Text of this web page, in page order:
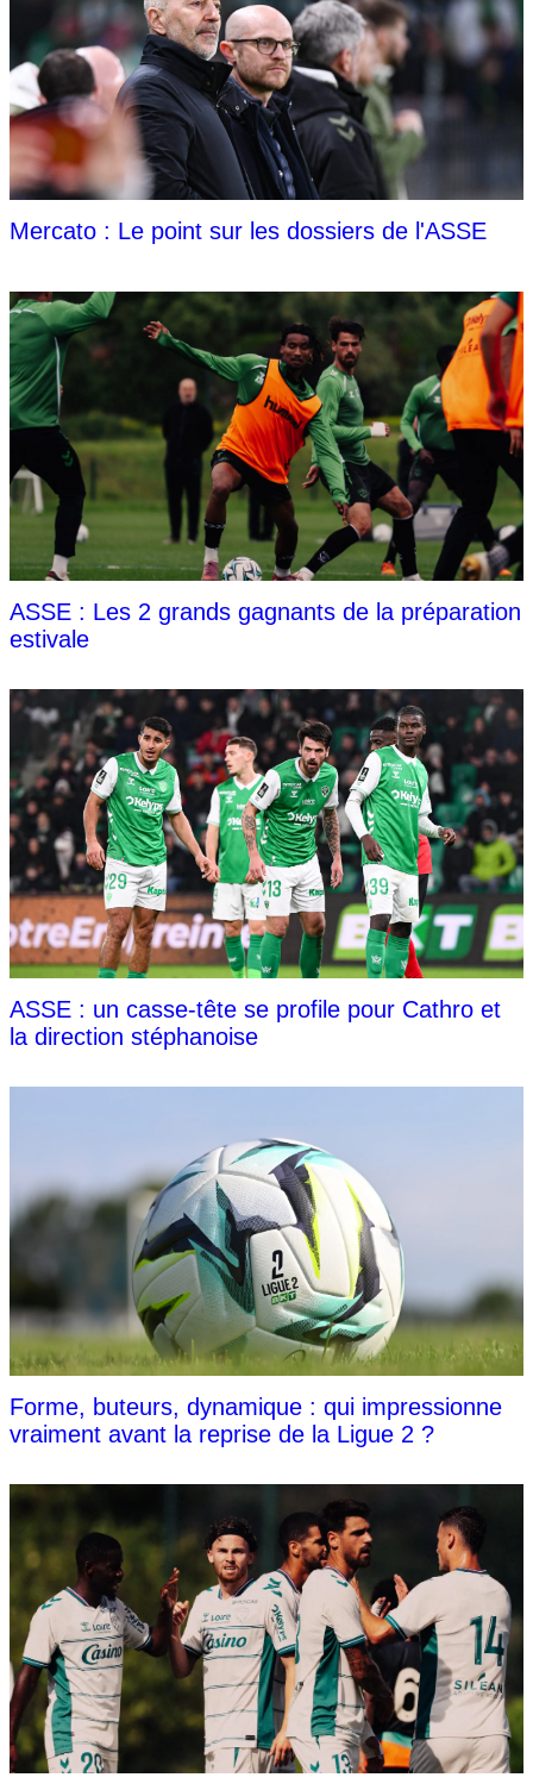
Mercato : Le point sur les dossiers de l'ASSE
ASSE : Les 2 grands gagnants de la préparation
estivale
ASSE : un casse-tête se profile pour Cathro et
la direction stéphanoise
Forme, buteurs, dynamique : qui impressionne
vraiment avant la reprise de la Ligue 2 ?